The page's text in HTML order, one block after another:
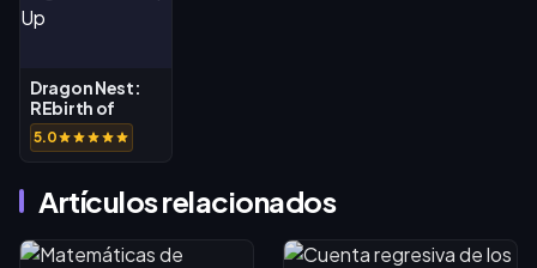
Dragon Nest:
REbirth of
Legend SEA
Top Up
5.0
Artículos relacionados